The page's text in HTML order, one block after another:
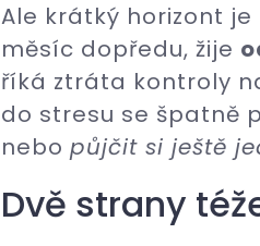
Ale krátký horizont
měsíc dopředu, žije
říká ztráta kontroly
do stresu se špatně
nebo půjčit si ještě
Dvě strany